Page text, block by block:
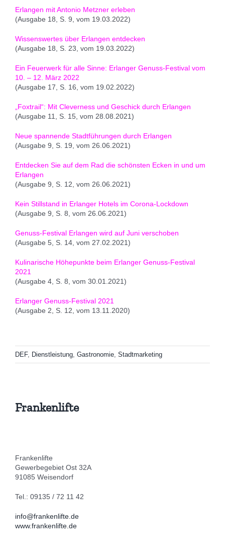
Erlangen mit Antonio Metzner erleben
(Ausgabe 18, S. 9, vom 19.03.2022)
Wissenswertes über Erlangen entdecken
(Ausgabe 18, S. 23, vom 19.03.2022)
Ein Feuerwerk für alle Sinne: Erlanger Genuss-Festival vom
10. – 12. März 2022
(Ausgabe 17, S. 16, vom 19.02.2022)
„Foxtrail“: Mit Cleverness und Geschick durch Erlangen
(Ausgabe 11, S. 15, vom 28.08.2021)
Neue spannende Stadtführungen durch Erlangen
(Ausgabe 9, S. 19, vom 26.06.2021)
Entdecken Sie auf dem Rad die schönsten Ecken in und um
Erlangen
(Ausgabe 9, S. 12, vom 26.06.2021)
Kein Stillstand in Erlanger Hotels im Corona-Lockdown
(Ausgabe 9, S. 8, vom 26.06.2021)
Genuss-Festival Erlangen wird auf Juni verschoben
(Ausgabe 5, S. 14, vom 27.02.2021)
Kulinarische Höhepunkte beim Erlanger Genuss-Festival
2021
(Ausgabe 4, S. 8, vom 30.01.2021)
Erlanger Genuss-Festival 2021
(Ausgabe 2, S. 12, vom 13.11.2020)
DEF, Dienstleistung, Gastronomie, Stadtmarketing
Frankenlifte
Frankenlifte
Gewerbegebiet Ost 32A
91085 Weisendorf
Tel.: 09135 / 72 11 42
info@frankenlifte.de
www.frankenlifte.de